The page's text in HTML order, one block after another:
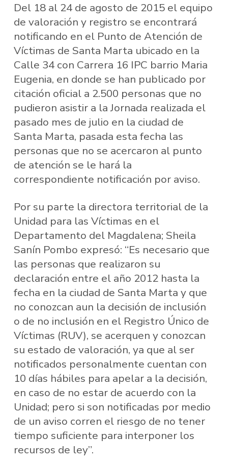
Del 18 al 24 de agosto de 2015 el equipo
de valoración y registro se encontrará
notificando en el Punto de Atención de
Víctimas de Santa Marta ubicado en la
Calle 34 con Carrera 16 IPC barrio Maria
Eugenia, en donde se han publicado por
citación oficial a 2.500 personas que no
pudieron asistir a la Jornada realizada el
pasado mes de julio en la ciudad de
Santa Marta, pasada esta fecha las
personas que no se acercaron al punto
de atención se le hará la
correspondiente notificación por aviso.
Por su parte la directora territorial de la
Unidad para las Víctimas en el
Departamento del Magdalena; Sheila
Sanín Pombo expresó: “Es necesario que
las personas que realizaron su
declaración entre el año 2012 hasta la
fecha en la ciudad de Santa Marta y que
no conozcan aun la decisión de inclusión
o de no inclusión en el Registro Único de
Víctimas (RUV), se acerquen y conozcan
su estado de valoración, ya que al ser
notificados personalmente cuentan con
10 días hábiles para apelar a la decisión,
en caso de no estar de acuerdo con la
Unidad; pero si son notificadas por medio
de un aviso corren el riesgo de no tener
tiempo suficiente para interponer los
recursos de ley”.